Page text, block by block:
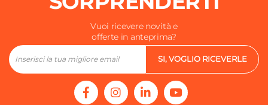
Vuoi ricevere novità e
offerte in anteprima?
SI, VOGLIO RICEVERLE